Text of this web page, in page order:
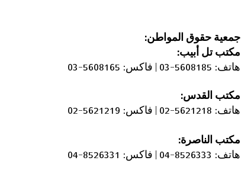
الحواجز الإسمنتية التي أغلقت
أحياء عربية في مدينة اللد
جمعية حقوق المواطن:
مكتبتل أبيب:
هاتف: 5608185-03 |
فاكس: 5608165-03
مكتب القدس:
هاتف: 5621218-02 |
فاكس: 5621219-02
مكتب الناصرة:
هاتف: 8526333-04 |
فاكس: 8526331-04